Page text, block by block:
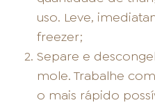
uso. Leve,
freezer;
Separe e
mole. Trabalhe
o mais rápido